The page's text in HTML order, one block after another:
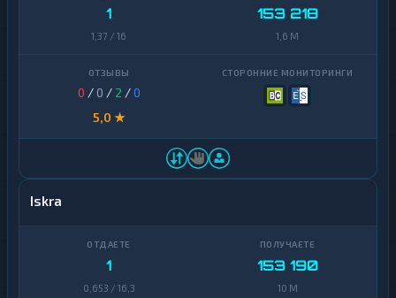
1
1,37 / 16
153 218
1,6 M
0 / 0 / 2 /0
5,0 ★
Iskra
1
0,653 / 16,3
153 190
10 M